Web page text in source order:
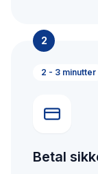
2
2 - 3 minutter
Betal